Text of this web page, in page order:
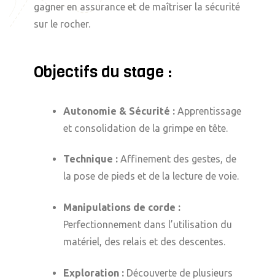
gagner en assurance et de maîtriser la sécurité
sur le rocher.
Objectifs du stage :
Autonomie & Sécurité : Apprentissage
et consolidation de la grimpe en tête.
Technique : Affinement des gestes, de
la pose de pieds et de la lecture de voie.
Manipulations de corde :
Perfectionnement dans l’utilisation du
matériel, des relais et des descentes.
Exploration : Découverte de plusieurs